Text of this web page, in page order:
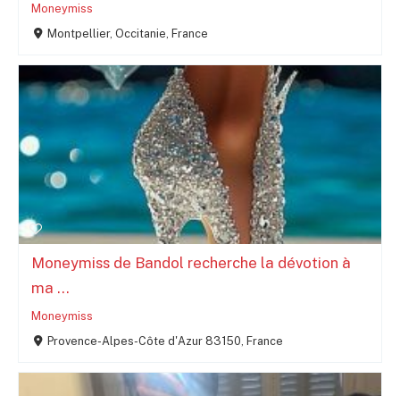
Moneymiss
Montpellier, Occitanie, France
Moneymiss de Bandol recherche la dévotion à
ma ...
Moneymiss
Provence-Alpes-Côte d'Azur 83150, France